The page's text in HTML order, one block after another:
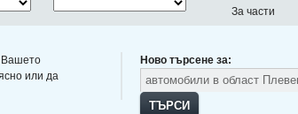
За части
Вашето
или да
Ново търсене за:
ТЪРСИ